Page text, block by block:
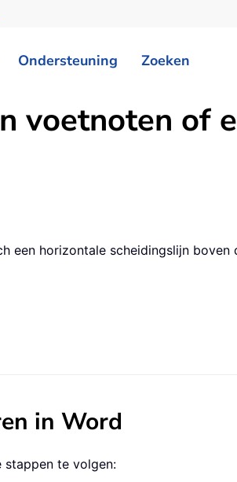
Ondersteuning Zoeken
voetnoten of
een horizontale scheidingslijn boven
in Word
stappen te volgen: